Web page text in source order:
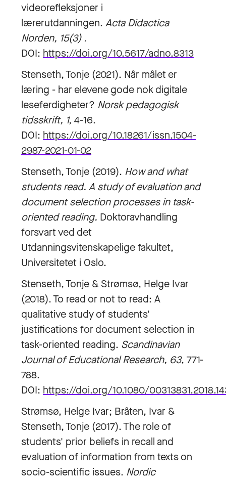
videorefleksjoner i
lærerutdanningen. Acta Didactica
Norden, 15(3) .
DOI: https://doi.org/10.5617/adno.8313
Stenseth, Tonje (2021). Når målet er
læring - har elevene gode nok digitale
leseferdigheter? Norsk pedagogisk
tidsskrift, 1, 4-16.
DOI: https://doi.org/10.18261/issn.1504-
2987-2021-01-02
Stenseth, Tonje (2019). How and what
students read. A study of evaluation and
document selection processes in task-
oriented reading. Doktoravhandling
forsvart ved det
Utdanningsvitenskapelige fakultet,
Universitetet i Oslo.
Stenseth, Tonje & Strømsø, Helge Ivar
(2018). To read or not to read: A
qualitative study of students'
justifications for document selection in
task-oriented reading. Scandinavian
Journal of Educational Research, 63, 771-
788.
DOI: https://doi.org/10.1080/
Strømsø, Helge Ivar; Bråten, Ivar &
Stenseth, Tonje (2017). The role of
students' prior beliefs in recall and
evaluation of information from texts on
socio-scientific issues. Nordic